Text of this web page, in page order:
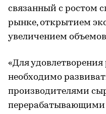
связанный с ростом
рынке, открытием
увеличением
«Для удовлетворения
необходимо
производителями
перерабатывающими